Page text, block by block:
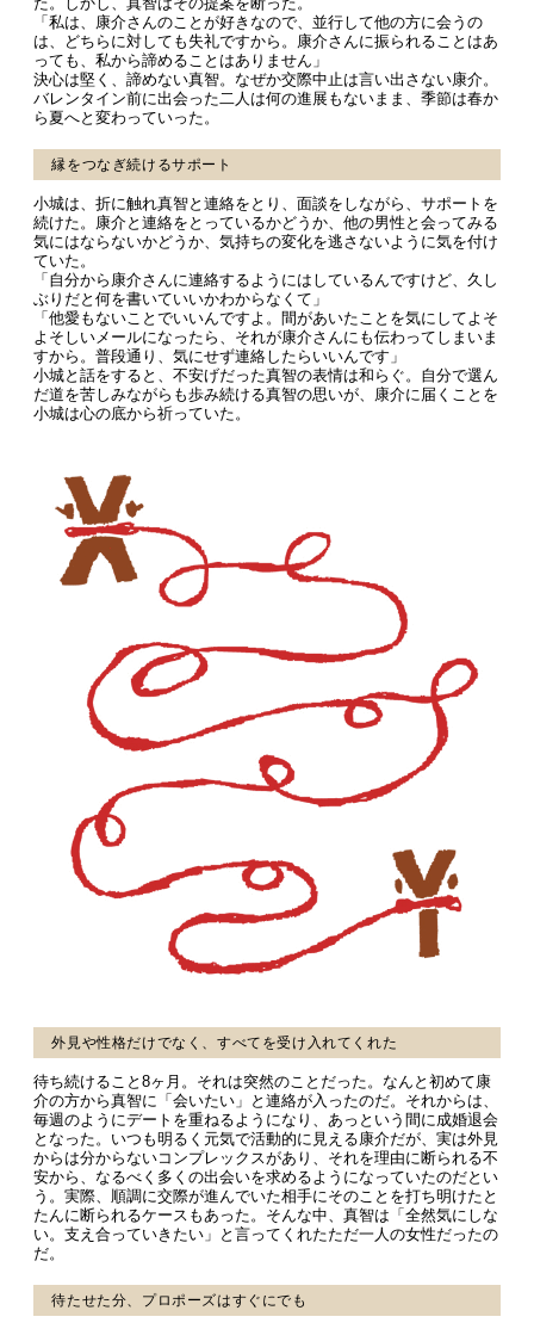
「私は、康介さんのことが好きなので、並行して他の方に会うの
は、どちらに対しても失礼ですから。康介さんに振られることはあ
っても、私から諦めることはありません」
決心は堅く、諦めない真智。なぜか交際中止は言い出さない康介。
バレンタイン前に出会った二人は何の進展もないまま、季節は春か
ら夏へと変わっていった。
縁をつなぎ続けるサポート
小城は、折に触れ真智と連絡をとり、面談をしながら、サポートを
続けた。康介と連絡をとっているかどうか、他の男性と会ってみる
気にはならないかどうか、気持ちの変化を逃さないように気を付け
ていた。
「自分から康介さんに連絡するようにはしているんですけど、久し
ぶりだと何を書いていいかわからなくて」
「他愛もないことでいいんですよ。間があいたことを気にしてよそ
よそしいメールになったら、それが康介さんにも伝わってしまいま
すから。普段通り、気にせず連絡したらいいんです」
小城と話をすると、不安げだった真智の表情は和らぐ。自分で選ん
だ道を苦しみながらも歩み続ける真智の思いが、康介に届くことを
小城は心の底から祈っていた。
外見や性格だけでなく、すべてを受け入れてくれた
待ち続けること8ヶ月。それは突然のことだった。なんと初めて康
介の方から真智に「会いたい」と連絡が入ったのだ。それからは、
毎週のようにデートを重ねるようになり、あっという間に成婚退会
となった。いつも明るく元気で活動的に見える康介だが、実は外見
からは分からないコンプレックスがあり、それを理由に断られる不
安から、なるべく多くの出会いを求めるようになっていたのだとい
う。実際、順調に交際が進んでいた相手にそのことを打ち明けたと
たんに断られるケースもあった。そんな中、真智は「全然気にしな
い。支え合っていきたい」と言ってくれたただ一人の女性だったの
だ。
待たせた分、プロポーズはすぐにでも